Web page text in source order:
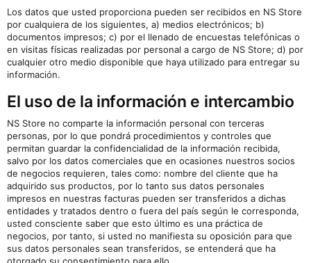
Los datos que usted proporciona pueden ser recibidos en NS Store
por cualquiera de los siguientes, a) medios electrónicos; b)
documentos impresos; c) por el llenado de encuestas telefónicas o
en visitas físicas realizadas por personal a cargo de NS Store; d) por
cualquier otro medio disponible que haya utilizado para entregar su
información.
El uso de la información e intercambio
NS Store no comparte la información personal con terceras
personas, por lo que pondrá procedimientos y controles que
permitan guardar la confidencialidad de la información recibida,
salvo por los datos comerciales que en ocasiones nuestros socios
de negocios requieren, tales como: nombre del cliente que ha
adquirido sus productos, por lo tanto sus datos personales
impresos en nuestras facturas pueden ser transferidos a dichas
entidades y tratados dentro o fuera del país según le corresponda,
usted consciente saber que esto último es una práctica de
negocios, por tanto, si usted no manifiesta su oposición para que
sus datos personales sean transferidos, se entenderá que ha